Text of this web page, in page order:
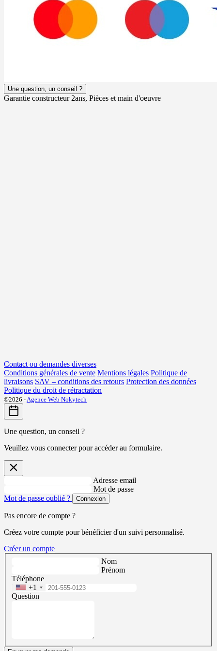
Une question, un conseil ?
Garantie constructeur 2ans, Pièces et main d'oeuvre
Contact ou demandes diverses
Conditions générales de vente Mentions légales Politique de
livraisons SAV – conditions des retours Protection des données
Politique du droit de rétractation
©2026 -Agence Web Nokytech
Une question, un conseil ?
Veuillez vous connecter pour accéder au formulaire.
Adresse email
Mot de passe
Mot de passe oublié ?
Connexion
Pas encore de compte ?
Créez votre compte pour bénéficier d'un suivi personnalisé.
Créer un compte
Nom
Prénom
Téléphone
+1
Question